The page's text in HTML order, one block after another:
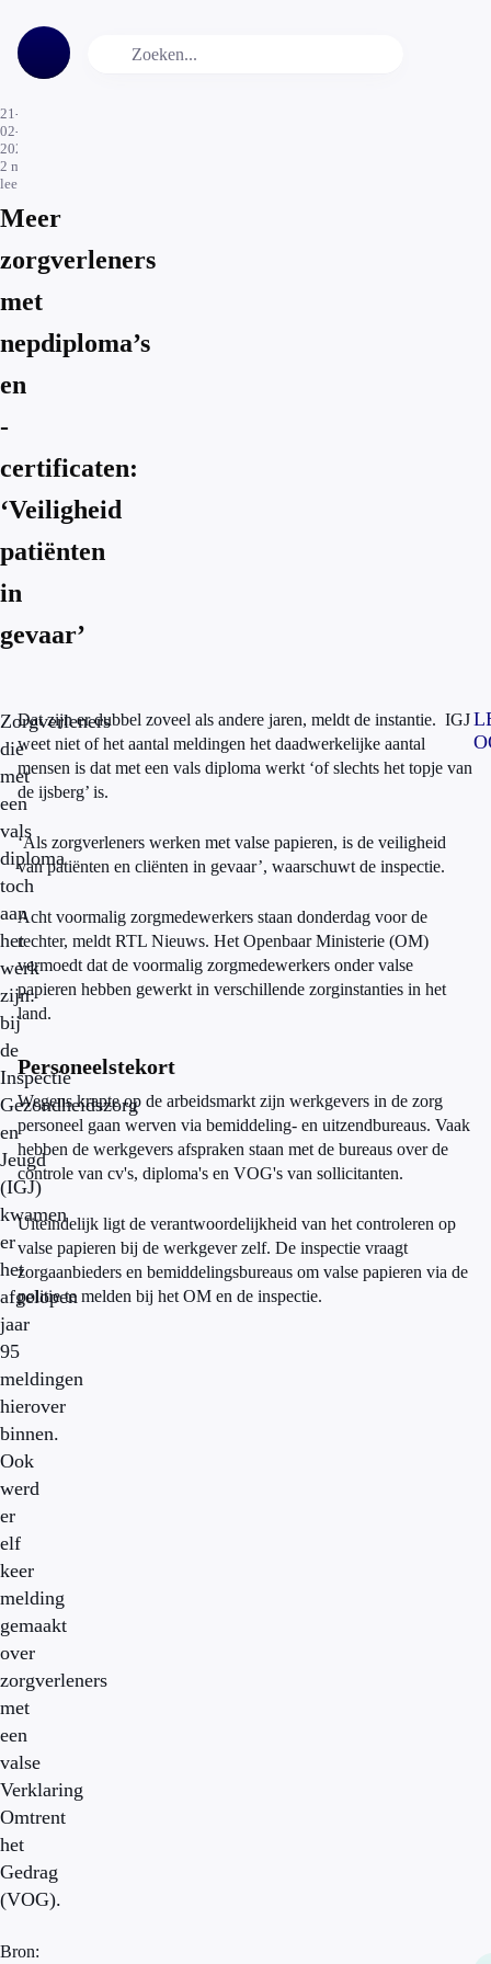
21-
02-
2023
2 min.
leestijd
Meer
zorgverleners
met
nepdiploma’s
en
-
certificaten:
‘Veiligheid
patiënten
in
gevaar’
Zorgverleners
die
met
een
vals
diploma
toch
aan
het
werk
zijn:
bij
de
Inspectie
Gezondheidszorg
en
Jeugd
(IGJ)
kwamen
er
het
afgelopen
jaar
95
meldingen
hierover
binnen.
Ook
werd
er
elf
keer
melding
gemaakt
over
zorgverleners
met
een
valse
Verklaring
Omtrent
het
Gedrag
(VOG).
Dat zijn er dubbel zoveel als andere jaren, meldt de instantie. IGJ
weet niet of het aantal meldingen het daadwerkelijke aantal
mensen is dat met een vals diploma werkt ‘of slechts het topje van
de ijsberg’ is.
‘Als zorgverleners werken met valse papieren, is de veiligheid
van patiënten en cliënten in gevaar’, waarschuwt de inspectie.
Acht voormalig zorgmedewerkers staan donderdag voor de
rechter, meldt RTL Nieuws. Het Openbaar Ministerie (OM)
vermoedt dat de voormalig zorgmedewerkers onder valse
papieren hebben gewerkt in verschillende zorginstanties in het
land.
Personeelstekort
Wegens krapte op de arbeidsmarkt zijn werkgevers in de zorg
personeel gaan werven via bemiddeling- en uitzendbureaus. Vaak
hebben de werkgevers afspraken staan met de bureaus over de
controle van cv's, diploma's en VOG's van sollicitanten.
Uiteindelijk ligt de verantwoordelijkheid van het controleren op
valse papieren bij de werkgever zelf. De inspectie vraagt
zorgaanbieders en bemiddelingsbureaus om valse papieren via de
politie te melden bij het OM en de inspectie.
Bron: